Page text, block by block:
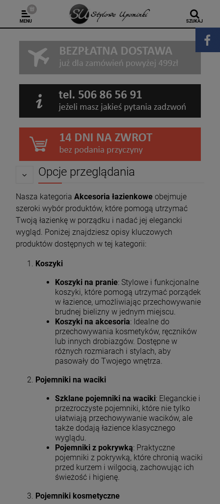
MENU SZUKAJ
Opcje przeglądania
Nasza kategoria Akcesoria łazienkowe obejmuje
szeroki wybór produktów, które pomogą utrzymać
Twoją łazienkę w porządku i nadać jej elegancki
wygląd. Poniżej znajdziesz opisy kluczowych
produktów dostępnych w tej kategorii:
Koszyki
Koszyki na pranie: Stylowe i funkcjonalne
koszyki, które pomogą utrzymać porządek
w łazience, umożliwiając przechowywanie
brudnej bielizny w jednym miejscu.
Koszyki na akcesoria: Idealne do
przechowywania kosmetyków, ręczników
lub innych drobiazgów. Dostępne w
różnych rozmiarach i stylach, aby
pasowały do Twojego wnętrza.
Pojemniki na waciki
Szklane pojemniki na waciki: Eleganckie i
przezroczyste pojemniki, które nie tylko
ułatwiają przechowywanie wacików, ale
także dodają łazience klasycznego
wyglądu.
Pojemniki z pokrywką: Praktyczne
pojemniki z pokrywką, które chronią waciki
przed kurzem i wilgocią, zachowując ich
świeżość i higienę.
Pojemniki kosmetyczne